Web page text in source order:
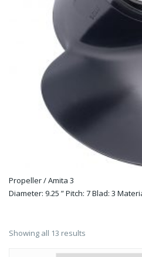
Propeller / Amita 3
Diameter: 9.25 ” Pitch: 7 Blad: 3
Showing all 13 results